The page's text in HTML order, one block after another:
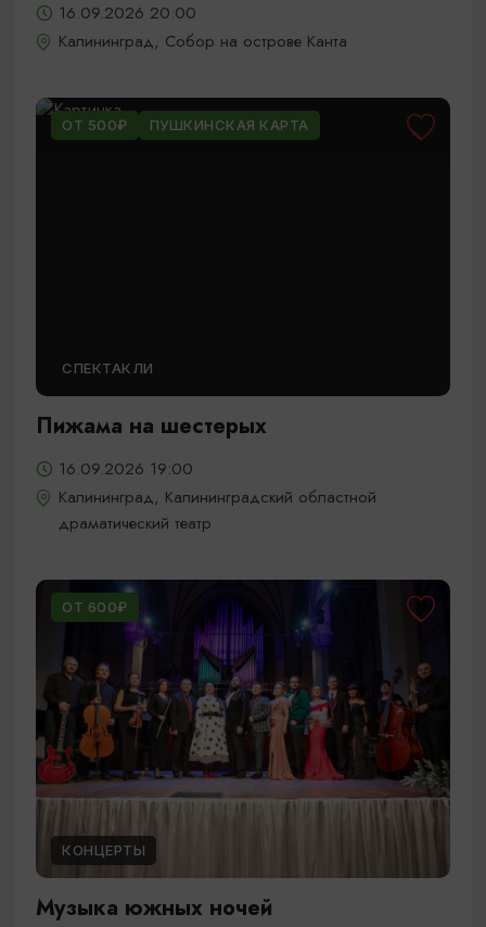
16.09.2026 20:00
Калининград, Собор на острове Канта
ОТ 500₽ ПУШКИНСКАЯ КАРТА
СПЕКТАКЛИ
Пижама на шестерых
16.09.2026 19:00
Калининград, Калининградский областной
драматический театр
ОТ 600₽
КОНЦЕРТЫ
Музыка южных ночей